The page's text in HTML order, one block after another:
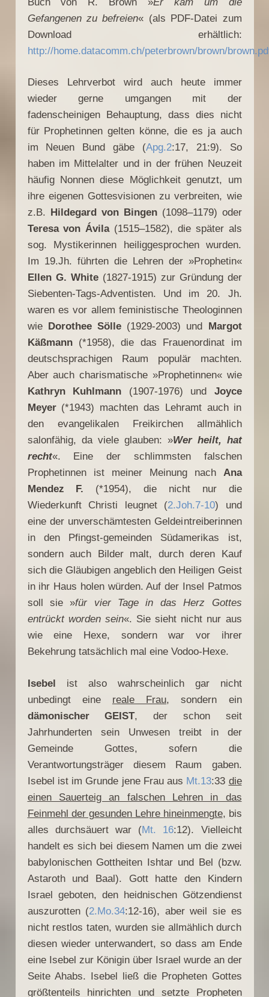
Gefangenen zu befreien« (als PDF-Datei zum
Download erhältlich:
http://home.datacomm.ch/peterbrown/brown/
Dieses Lehrverbot wird auch heute immer
wieder gerne umgangen mit der
fadenscheinigen Behauptung, dass dies nicht
für Prophetinnen gelten könne, die es ja auch
im Neuen Bund gäbe (Apg.2:17, 21:9). So
haben im Mittelalter und in der frühen Neuzeit
häufig Nonnen diese Möglichkeit genutzt, um
ihre eigenen Gottesvisionen zu verbreiten, wie
z.B. Hildegard von Bingen(1098–1179) oder
Teresa von Ávila(1515–1582), die später als
sog. Mystikerinnen heiliggesprochen wurden.
Im 19.Jh. führten die Lehren der »Prophetin«
Ellen G. White(1827-1915) zur Gründung der
Siebenten-Tags-Adventisten. Und im 20. Jh.
waren es vor allem feministische Theologinnen
wie Dorothee Sölle(1929-2003) und Margot
Käßmann(*1958), die das Frauenordinat im
deutschsprachigen Raum populär machten.
Aber auch charismatische »Prophetinnen« wie
Kathryn Kuhlmann (1907-1976) und Joyce
Meyer(*1943) machten das Lehramt auch in
den evangelikalen Freikirchen allmählich
salonfähig, da viele glauben: »Wer heilt, hat
recht«. Eine der schlimmsten falschen
Prophetinnen ist meiner Meinung nach Ana
Mendez F. (*1954), die nicht nur die
Wiederkunft Christi leugnet (2.Joh.7-10) und
eine der unverschämtesten Geldeintreiberinnen
in den Pfingst-gemeinden Südamerikas ist,
sondern auch Bilder malt, durch deren Kauf
sich die Gläubigen angeblich den Heiligen Geist
in ihr Haus holen würden. Auf der Insel Patmos
soll sie »für vier Tage in das Herz Gottes
entrückt worden sein«. Sie sieht nicht nur aus
wie eine Hexe, sondern war vor ihrer
Bekehrung tatsächlich mal eine Vodoo-Hexe.
Isebel ist also wahrscheinlich gar nicht
unbedingt eine reale Frau, sondern ein
dämonischer GEIST, der schon seit
Jahrhunderten sein Unwesen treibt in der
Gemeinde Gottes, sofern die
Verantwortungsträger diesem Raum gaben.
Isebel ist im Grunde jene Frau aus Mt.13:33 die
einen Sauerteig an falschen Lehren in das
Feinmehl der gesunden Lehre hineinmengte, bis
alles durchsäuert war (Mt. 16:12). Vielleicht
handelt es sich bei diesem Namen um die zwei
babylonischen Gottheiten Ishtar und Bel (bzw.
Astaroth und Baal). Gott hatte den Kindern
Israel geboten, den heidnischen Götzendienst
auszurotten (2.Mo.34:12-16), aber weil sie es
nicht restlos taten, wurden sie allmählich durch
diesen wieder unterwandert, so dass am Ende
eine Isebel zur Königin über Israel wurde an der
Seite Ahabs. Isebel ließ die Propheten Gottes
größtenteils hinrichten und setzte Propheten